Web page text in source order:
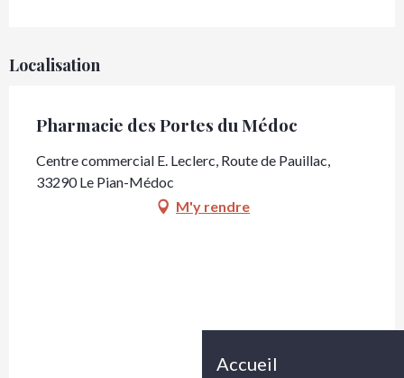
Accueil
Localisation
Pharmacie des Portes du Médoc
Centre commercial E. Leclerc, Route de Pauillac,
33290 Le Pian-Médoc
M'y rendre